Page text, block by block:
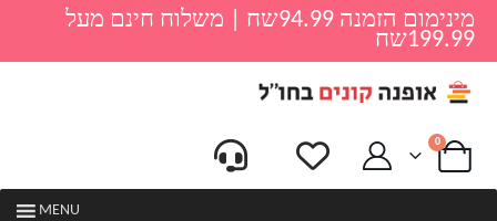
מינימום הזמנה 94.99שח | משלוח חינם מעל
199.99שח
0
MENU